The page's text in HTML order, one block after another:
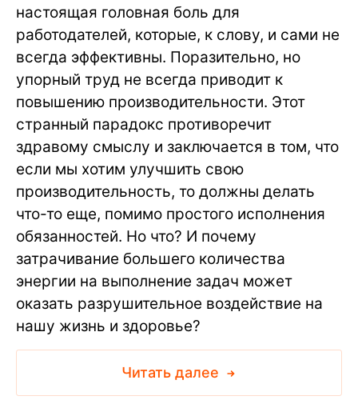
настоящая головная боль для
работодателей, которые, к слову, и сами не
всегда эффективны. Поразительно, но
упорный труд не всегда приводит к
повышению производительности. Этот
странный парадокс противоречит
здравому смыслу и заключается в том, что
если мы хотим улучшить свою
производительность, то должны делать
что-то еще, помимо простого исполнения
обязанностей. Но что? И почему
затрачивание большего количества
энергии на выполнение задач может
оказать разрушительное воздействие на
нашу жизнь и здоровье?
Читать далее